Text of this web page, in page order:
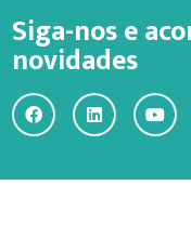
Siga-nos e
novidades